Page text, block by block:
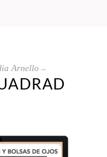
Arnello